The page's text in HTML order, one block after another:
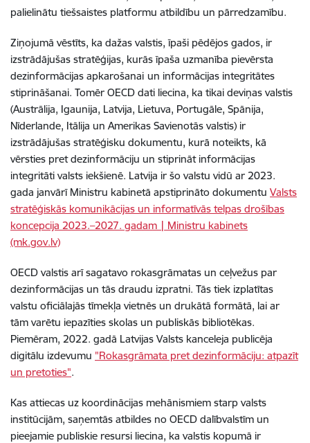
palielinātu tiešsaistes platformu atbildību un pārredzamību.
Ziņojumā vēstīts, ka dažas valstis, īpaši pēdējos gados, ir
izstrādājušas stratēģijas, kurās īpaša uzmanība pievērsta
dezinformācijas apkarošanai un informācijas integritātes
stiprināšanai. Tomēr OECD dati liecina, ka tikai deviņas valstis
(Austrālija, Igaunija, Latvija, Lietuva, Portugāle, Spānija,
Nīderlande, Itālija un Amerikas Savienotās valstis) ir
izstrādājušas stratēģisku dokumentu, kurā noteikts, kā
vērsties pret dezinformāciju un stiprināt informācijas
integritāti valsts iekšienē. Latvija ir šo valstu vidū ar 2023.
gada janvārī Ministru kabinetā apstiprināto dokumentu Valsts
stratēģiskās komunikācijas un informatīvās telpas drošības
koncepcija 2023.–2027. gadam | Ministru kabinets
(mk.gov.lv)
OECD valstis arī sagatavo rokasgrāmatas un ceļvežus par
dezinformācijas un tās draudu izpratni. Tās tiek izplatītas
valstu oficiālajās tīmekļa vietnēs un drukātā formātā, lai ar
tām varētu iepazīties skolas un publiskās bibliotēkas.
Piemēram, 2022. gadā Latvijas Valsts kanceleja publicēja
digitālu izdevumu "Rokasgrāmata pret dezinformāciju: atpazīt
un pretoties".
Kas attiecas uz koordinācijas mehānismiem starp valsts
institūcijām, saņemtās atbildes no OECD dalībvalstīm un
pieejamie publiskie resursi liecina, ka valstis kopumā ir